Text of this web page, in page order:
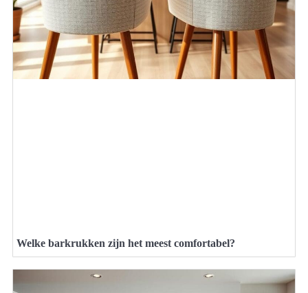
Welke barkrukken zijn het meest comfortabel?